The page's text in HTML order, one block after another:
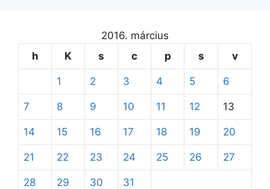
2016. március
h
K s c p s v
1 2 3 4 5 6
7 8 9 10 11 12 13
14 15 16 17 18 19 20
21 22 23 24 25 26 27
28 29 30 31